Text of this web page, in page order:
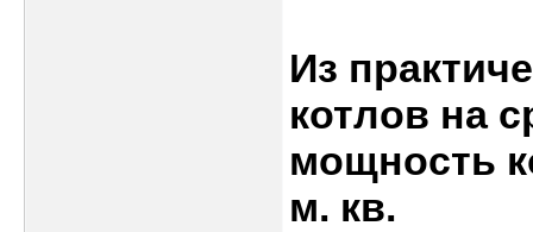
Из
котлов на
мощность
м. кв.